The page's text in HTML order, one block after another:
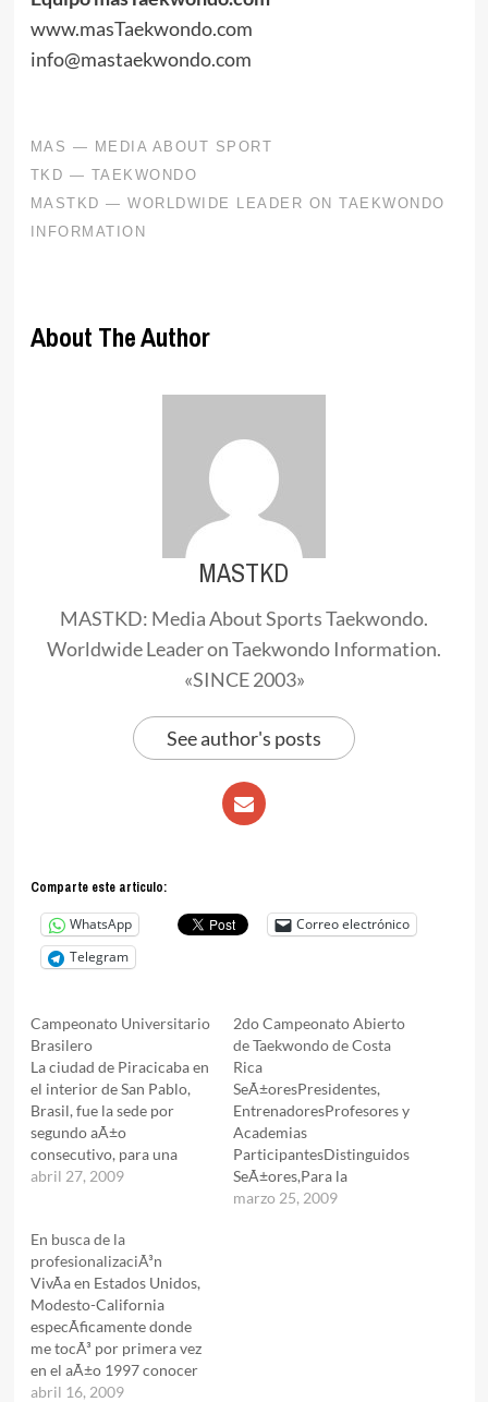
www.masTaekwondo.com
info@mastaekwondo.com
About The Author
MASTKD
MASTKD: Media About Sports Taekwondo.
Worldwide Leader on Taekwondo Information.
«SINCE 2003»
See author's posts
Comparte este articulo:
WhatsApp
Correo electrónico
Telegram
Campeonato Universitario
Brasilero
La ciudad de Piracicaba en
el interior de San Pablo,
Brasil, fue la sede por
segundo aÃ±o
consecutivo, para una
nueva fecha del
los mejores exponentes de
todo el paÃ­s. Esta etapa de
la Liga del Deporte
Universitario, tuvo
aproximadamente a cien
atletas que…
abril 27, 2009
2do Campeonato Abierto
de Taekwondo de Costa
Rica
SeÃ±oresPresidentes,
EntrenadoresProfesores y
Academias
ParticipantesDistinguidos
SeÃ±ores,Para la
AsociaciÃ³n Costarricense
marzo 25, 2009
En busca de la
profesionalizaciÃ³n
VivÃ­a en Estados Unidos,
Modesto-California
especÃ­ficamente donde
me tocÃ³ por primera vez
en el aÃ±o 1997 conocer
de primera mano las
abril 16, 2009